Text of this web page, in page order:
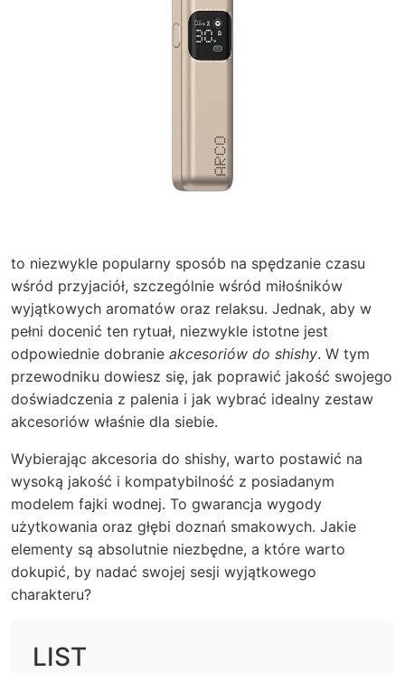
to niezwykle popularny sposób na spędzanie czasu
wśród przyjaciół, szczególnie wśród miłośników
wyjątkowych aromatów oraz relaksu. Jednak, aby w
pełni docenić ten rytuał, niezwykle istotne jest
odpowiednie dobranie akcesoriów do shishy. W tym
przewodniku dowiesz się, jak poprawić jakość swojego
doświadczenia z palenia i jak wybrać idealny zestaw
akcesoriów właśnie dla siebie.
Wybierając akcesoria do shishy, warto postawić na
wysoką jakość i kompatybilność z posiadanym
modelem fajki wodnej. To gwarancja wygody
użytkowania oraz głębi doznań smakowych. Jakie
elementy są absolutnie niezbędne, a które warto
dokupić, by nadać swojej sesji wyjątkowego
charakteru?
LIST